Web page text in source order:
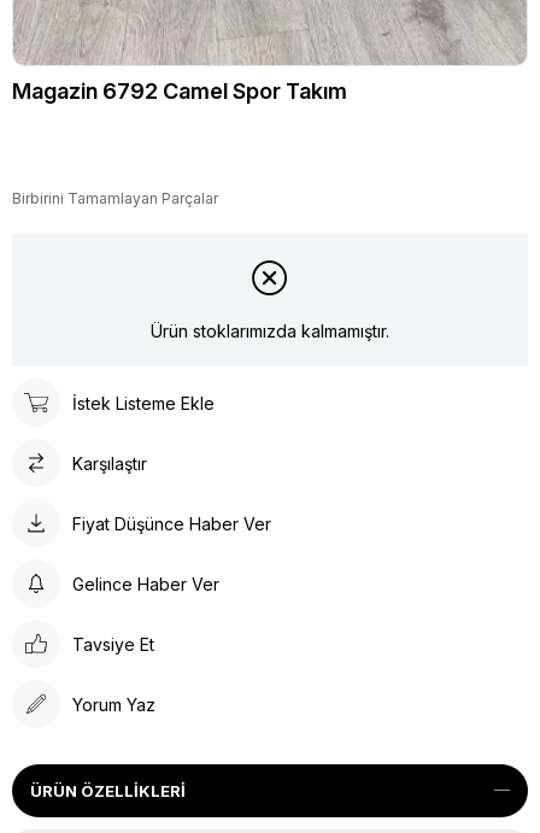
Magazin 6792 Camel Spor Takım
Birbirini Tamamlayan Parçalar
Ürün stoklarımızda kalmamıştır.
İstek Listeme Ekle
Karşılaştır
Fiyat Düşünce Haber Ver
Gelince Haber Ver
Tavsiye Et
Yorum Yaz
ÜRÜN ÖZELLIKLERI